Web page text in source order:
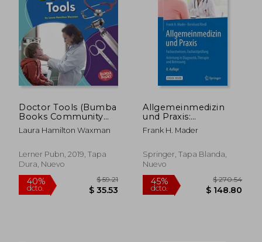
dcto. $ 54.21 dcto.
Doctor Tools (Bumba
Books Community
Helpers Tools of the
Trade) (en Inglés)
Laura Hamilton Waxman
Lerner Pubn, 2019, Tapa
Dura, Nuevo
Allgemeinmedizin
und Praxis:
Facharztwissen,
Facharztprüfung.
Diagnostik, Therapie
und Betreuung (en
Frank H. Mader
Springer, Tapa Blanda,
Nuevo